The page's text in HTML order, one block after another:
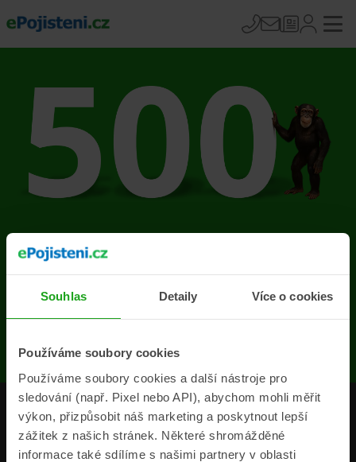
Souhlas Detaily Více o cookies
Používáme soubory cookies
Používáme soubory cookies a další nástroje pro
sledování (např. Pixel nebo API), abychom mohli měřit
výkon, přizpůsobit náš marketing a poskytnout lepší
zážitek z našich stránek. Některé shromážděné
informace také sdílíme s našimi partnery v oblasti
Na stránce se vyskytla
chyba
Produkty
Pojišťovny